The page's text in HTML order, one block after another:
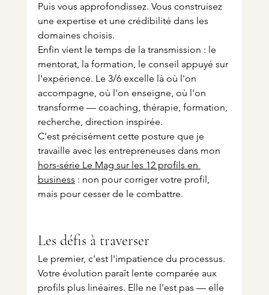
Puis vous approfondissez. Vous construisez
une expertise et une crédibilité dans les
domaines choisis.
Enfin vient le temps de la transmission : le
mentorat, la formation, le conseil appuyé sur
l'expérience. Le 3/6 excelle là où l'on
accompagne, où l'on enseigne, où l'on
transforme — coaching, thérapie, formation,
recherche, direction inspirée.
C'est précisément cette posture que je
travaille avec les entrepreneuses dans mon
hors-série Le Mag sur les 12 profils en
business : non pour corriger votre profil,
mais pour cesser de le combattre.
Les défis à traverser
Le premier, c'est l'impatience du processus.
Votre évolution paraît lente comparée aux
profils plus linéaires. Elle ne l'est pas — elle